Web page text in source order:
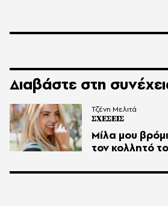
Διαβάστε στη
ΣΧΕΣΕΙΣ
Μίλα μου
τον κολλητό
Τζένη Μελιτά